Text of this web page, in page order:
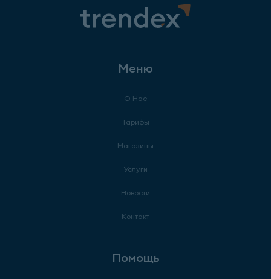
Меню
О Нас
Тарифы
Магазины
Услуги
Новости
Контакт
Помощь